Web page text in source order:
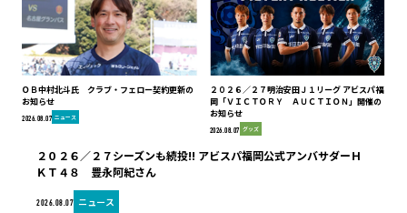
ＯＢ中村北斗氏 クラブ・フェロー契約更新の
お知らせ
2026.08.07 ニュース
２０２６／２７明治安田Ｊ１リーグ アビスパ福
岡「ＶＩＣＴＯＲＹ ＡＵＣＴＩＯＮ」開催の
お知らせ
2026.08.07 グッズ
2026.08.07 ニュース
２０２６／２７シーズンも続投!! アビスパ福岡公式アンバサダーＨ
ＫＴ４８ 豊永阿紀さん